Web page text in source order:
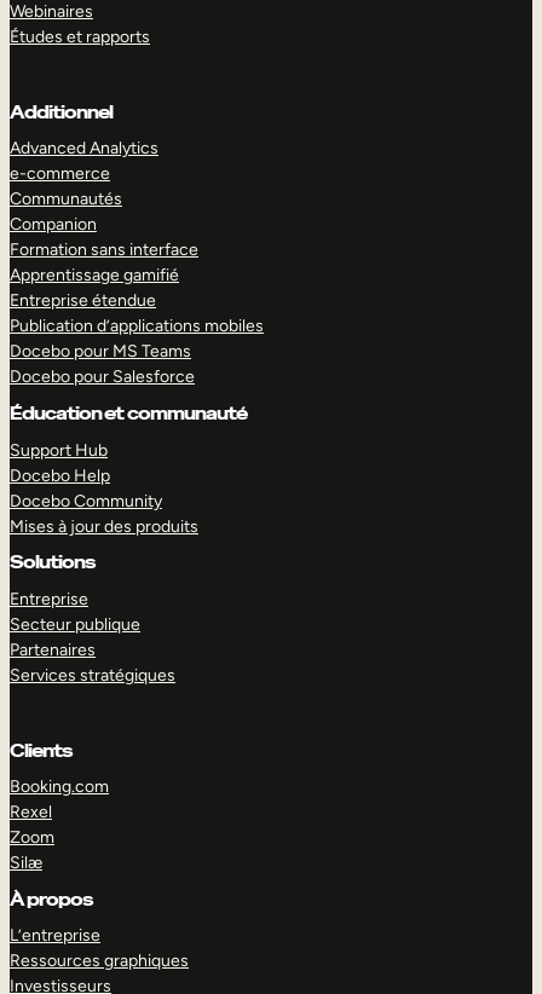
Webinaires
Études et rapports
Additionnel
Advanced Analytics
e-commerce
Communautés
Companion
Formation sans interface
Apprentissage gamifié
Entreprise étendue
Publication d’applications mobiles
Docebo pour MS Teams
Docebo pour Salesforce
Éducation et communauté
Support Hub
Docebo Help
Docebo Community
Mises à jour des produits
Solutions
Entreprise
Secteur publique
Partenaires
Services stratégiques
Clients
Booking.com
Rexel
Zoom
Silæ
À propos
L’entreprise
Ressources graphiques
Investisseurs